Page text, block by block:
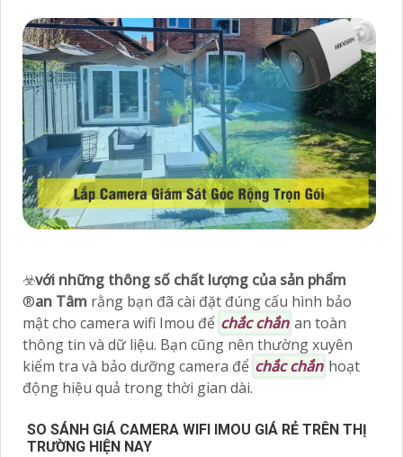
☣️với những thông số chất lượng của sản phẩm
®️an Tâm rằng bạn đã cài đặt đúng cấu hình bảo
mật cho camera wifi Imou để chắc chắn an toàn
thông tin và dữ liệu. Bạn cũng nên thường xuyên
kiểm tra và bảo dưỡng camera để chắc chắn hoạt
động hiệu quả trong thời gian dài.
SO SÁNH GIÁ CAMERA WIFI IMOU GIÁ RẺ TRÊN THỊ
TRƯỜNG HIỆN NAY